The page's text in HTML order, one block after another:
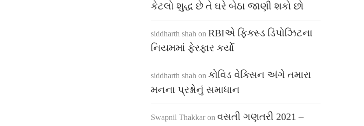
કેટલો શુદ્ધ છે તે ઘરે બેઠા જાણી શકો છો
siddharth shah on RBIએ ફિક્સ્ડ ડિપોઝિટના
નિયમમાં ફેરફાર કર્યો
siddharth shah on કોવિડ વેક્સિન અંગે તમારા
મનના પ્રશ્નોનું સમાધાન
Swapnil Thakkar on વસતી ગણતરી 2021 –